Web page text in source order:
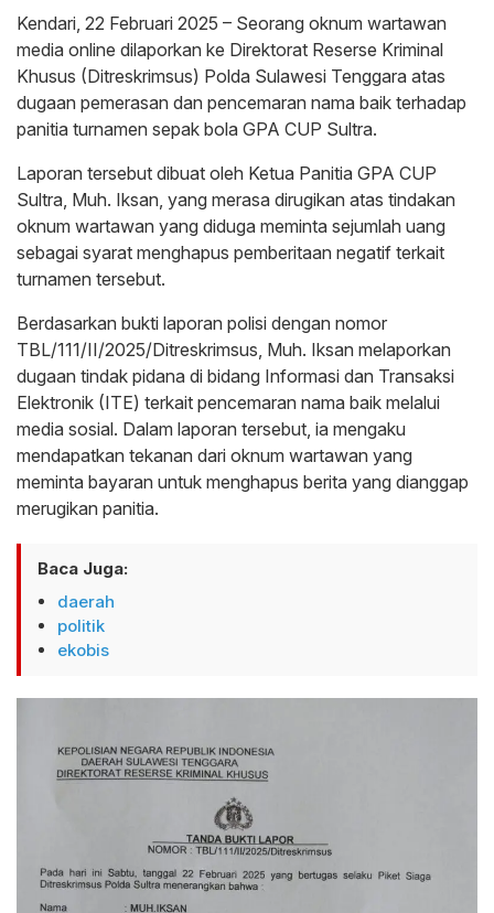
Kendari, 22 Februari 2025 – Seorang oknum wartawan
media online dilaporkan ke Direktorat Reserse Kriminal
Khusus (Ditreskrimsus) Polda Sulawesi Tenggara atas
dugaan pemerasan dan pencemaran nama baik terhadap
panitia turnamen sepak bola GPA CUP Sultra.
Laporan tersebut dibuat oleh Ketua Panitia GPA CUP
Sultra, Muh. Iksan, yang merasa dirugikan atas tindakan
oknum wartawan yang diduga meminta sejumlah uang
sebagai syarat menghapus pemberitaan negatif terkait
turnamen tersebut.
Berdasarkan bukti laporan polisi dengan nomor
TBL/111/II/2025/Ditreskrimsus, Muh. Iksan melaporkan
dugaan tindak pidana di bidang Informasi dan Transaksi
Elektronik (ITE) terkait pencemaran nama baik melalui
media sosial. Dalam laporan tersebut, ia mengaku
mendapatkan tekanan dari oknum wartawan yang
meminta bayaran untuk menghapus berita yang dianggap
merugikan panitia.
Baca Juga:
daerah
politik
ekobis